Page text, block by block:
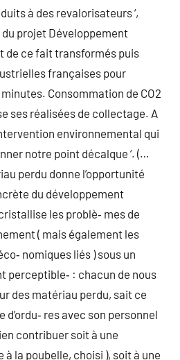
à des revalorisateurs ‘,
projet Développement
de ce fait transformés puis
françaises pour
Consommation de CO2
ses réalisées de collectage. A
environnemental qui
notre point décalque ‘. (…
perdu donne l’opportunité
du développement
les problè‑ mes de
( mais également les
nomiques liés ) sous un
perceptible‑ : chacun de nous
des matériau perdu, sait ce
d’ordu‑ res avec son personnel
contribuer soit à une
la poubelle, choisi ), soit à une